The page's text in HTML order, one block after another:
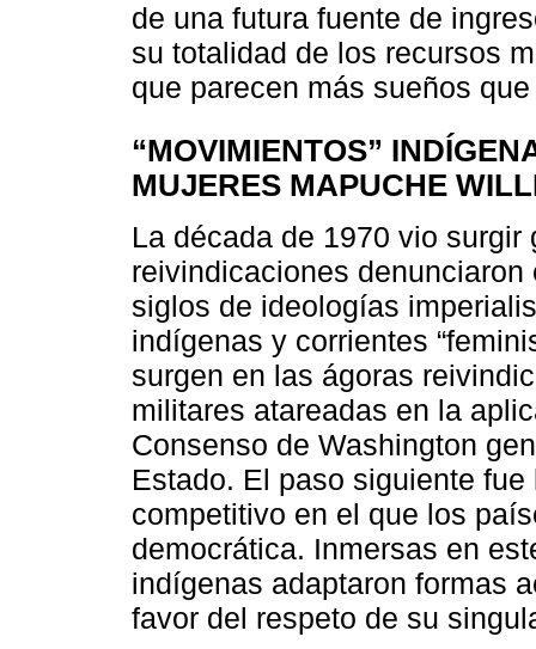
de una futura fuente de
su totalidad de los recursos
que parecen más sueños
“MOVIMIENTOS”
MUJERES MAPUCHE
La década de 1970 vio
reivindicaciones
siglos de ideologías
indígenas y corrientes
surgen en las ágoras
militares atareadas en la
Consenso de Washington
Estado. El paso siguiente
competitivo en el que los
democrática. Inmersas en
indígenas adaptaron formas
favor del respeto de su